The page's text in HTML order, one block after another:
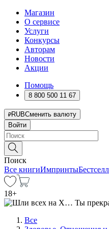
Магазин
О сервисе
Услуги
Конкурсы
Авторам
Новости
Акции
Помощь
8 800 500 11 67
RUBСменить валюту
Войти
Поиск
Все книгиИмпринты
18+
Все